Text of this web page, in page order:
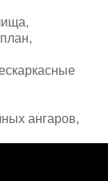
ангаров,